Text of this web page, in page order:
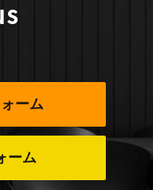
ーム
ーム